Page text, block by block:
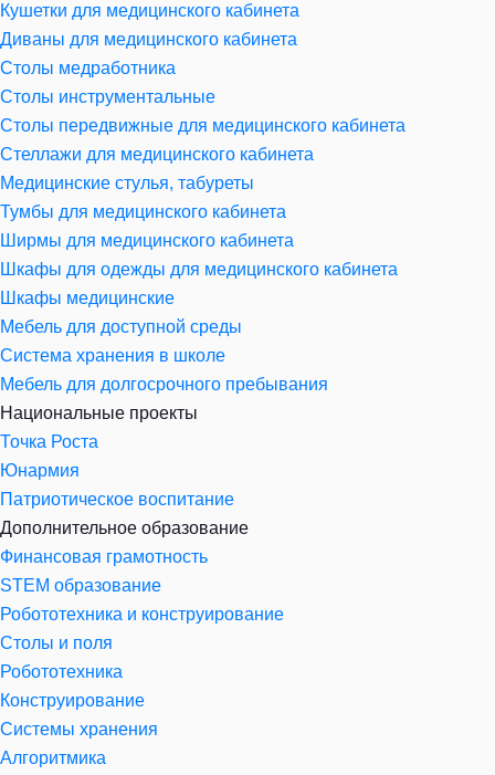
Кушетки для медицинского кабинета
Диваны для медицинского кабинета
Столы медработника
Столы инструментальные
Столы передвижные для медицинского кабинета
Стеллажи для медицинского кабинета
Медицинские стулья, табуреты
Тумбы для медицинского кабинета
Ширмы для медицинского кабинета
Шкафы для одежды для медицинского кабинета
Шкафы медицинские
Мебель для доступной среды
Система хранения в школе
Мебель для долгосрочного пребывания
Национальные проекты
Точка Роста
Юнармия
Патриотическое воспитание
Дополнительное образование
Финансовая грамотность
STEM образование
Робототехника и конструирование
Столы и поля
Робототехника
Конструирование
Системы хранения
Алгоритмика